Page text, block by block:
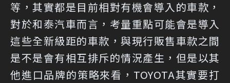
等，其實都是目前相對有機會導入的車款，
對於和泰汽車而言，考量重點可能會是導入
這些全新級距的車款，與現行販售車款之間
是不是會有相互排斥的情況產生，但是以其
他進口品牌的策略來看，TOYOTA其實要打